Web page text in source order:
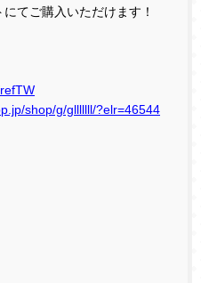
てご購入いただけます！
shop/g/glllllll/?elr=46544